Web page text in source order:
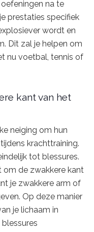
na te
prestaties specifiek
wordt en
Dit zal je helpen om
nu voetbal, tennis of
kant van het
neiging om hun
krachttraining.
tot blessures.
om de zwakkere kant
je zwakkere arm of
Op deze manier
je lichaam in